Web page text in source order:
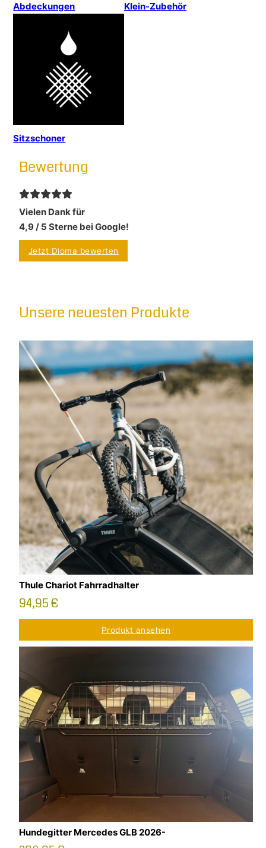
Abdeckungen Klein-Zubehör
Sitzschoner
Bewertung
Vielen Dank für
4,9 / 5 Sterne bei Google!
Jetzt Dioma bewerten
Unsere neuesten Produkte
Thule Chariot Fahrradhalter
94,95€
Produkt ansehen
Hundegitter Mercedes GLB 2026-